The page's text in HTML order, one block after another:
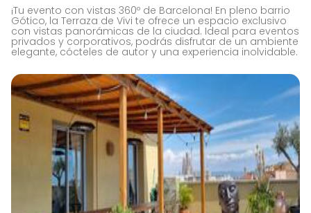
¡Tu evento con vistas 360º de Barcelona! En pleno barrio
Gótico, la Terraza de Vivi te ofrece un espacio exclusivo
con vistas panorámicas de la ciudad. Ideal para eventos
privados y corporativos, podrás disfrutar de un ambiente
elegante, cócteles de autor y una experiencia inolvidable.